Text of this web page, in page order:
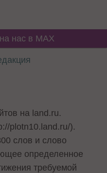
нас в MAX
на land.ru.
plotn10.land.ru/).
слов и слово
определенное
требуемой